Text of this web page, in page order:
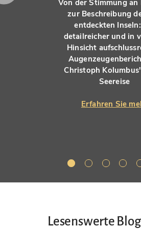
Von der Stimmung an
zur Beschreibung
entdeckten
detailreicher und in
Hinsicht
Christoph
Seereise
Erfahren Sie
Lesenswerte